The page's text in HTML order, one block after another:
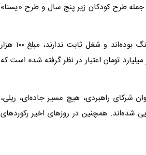
طرح کودکان زیر پنج سال و طرح «یسنا»
وی یادآور شد: وزارت اقتصاد اعلام کرد برای خانوارهایی که در مناطق آسیب‌دیده از جنگ بوده‌اند و شغل ثابت ندارند، مبلغ ۱۰۰ هزار
تسهیلات پیش‌بینی شده و برای بنگاه‌های کوچک کمتر از ۵۰ نفر نیز ۸۰ هزار میلیارد تومان اعتبار در نظر گرفته شده است که
شرکای راهبردی، هیچ مسیر جاده‌ای، ریلی،
شده‌اند. همچنین در روزهای اخیر رکوردهای